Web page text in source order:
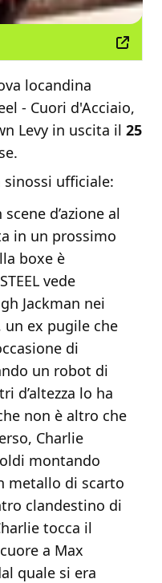
locandina
- Cuori d'Acciaio,
Levy in uscita il 25
ufficiale:
d’azione al
in un prossimo
boxe è
vede
Jackman nei
un ex pugile che
di
un robot di
d’altezza lo ha
non è altro che
Charlie
montando
metallo di scarto
clandestino di
tocca il
a Max
quale si era